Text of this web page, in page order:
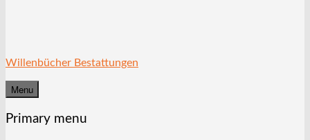
Willenbücher Bestattungen
Menu
Primary menu